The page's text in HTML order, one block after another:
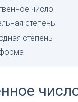
число
степень
степень